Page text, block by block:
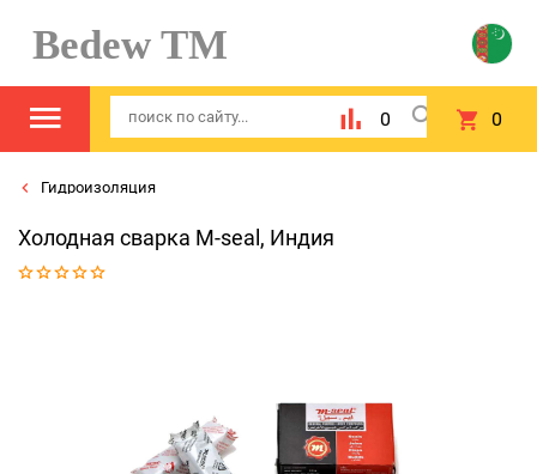
Bedew TM
0 0
Гидроизоляция
Холодная сварка M-seal, Индия